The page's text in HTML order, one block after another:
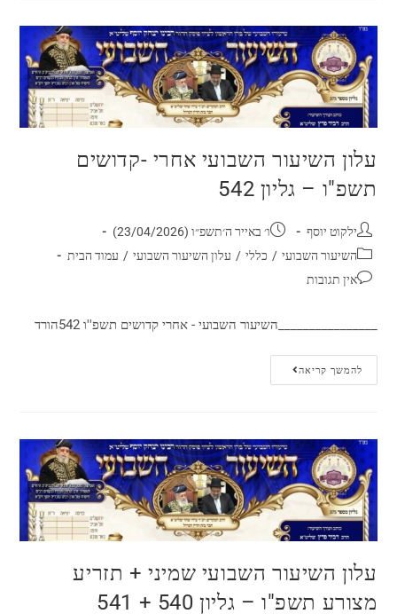
עלון השיעור השבועי אחרי -קדושים
תשפ"ו – גליון 542
ילקוט יוסף
ו׳ באייר ה׳תשפ״ו (23/04/2026)
השיעור השבועי / כללי / עלון השיעור השבועי / עמוד הבית
אין תגובות
________________השיעור השבועי - אחרי קדושים תשפ''ו 542הורד
להמשך קריאה
עלון השיעור השבועי שמיני + תזריע
מצורע תשפ"ו – גליון 540 + 541